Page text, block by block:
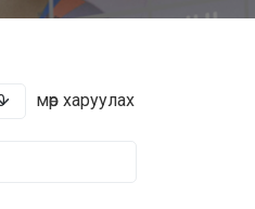
мөр харуулах